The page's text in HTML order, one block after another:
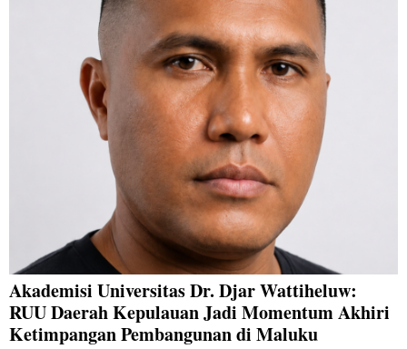
Akademisi Universitas Dr. Djar Wattiheluw:
RUU Daerah Kepulauan Jadi Momentum Akhiri
Ketimpangan Pembangunan di Maluku